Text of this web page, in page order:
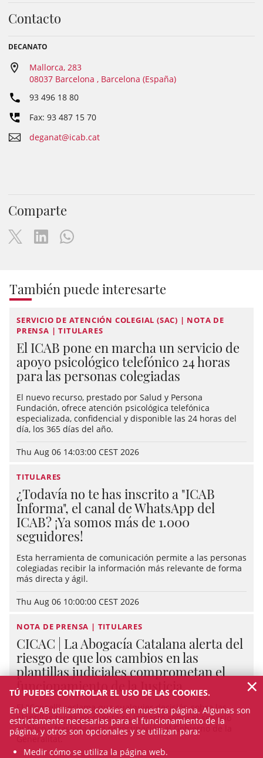
Contacto
DECANATO
Mallorca, 283
08037 Barcelona , Barcelona (España)
93 496 18 80
Fax: 93 487 15 70
deganat@icab.cat
Comparte
También puede interesarte
SERVICIO DE ATENCIÓN COLEGIAL (SAC) | NOTA DE
PRENSA | TITULARES
El ICAB pone en marcha un servicio de
apoyo psicológico telefónico 24 horas
para las personas colegiadas
El nuevo recurso, prestado por Salud y Persona
Fundación, ofrece atención psicológica telefónica
especializada, confidencial y disponible las 24 horas del
día, los 365 días del año.
Thu Aug 06 14:03:00 CEST 2026
TITULARES
¿Todavía no te has inscrito a "ICAB
Informa", el canal de WhatsApp del
ICAB? ¡Ya somos más de 1.000
seguidores!
Esta herramienta de comunicación permite a las personas
colegiadas recibir la información más relevante de forma
más directa y ágil.
Thu Aug 06 10:00:00 CEST 2026
NOTA DE PRENSA | TITULARES
CICAC | La Abogacía Catalana alerta del
riesgo de que los cambios en las
plantillas judiciales comprometan el
funcionamiento de la Justicia
El "Consell" reclama que cualquier decisión sobre las
plantillas tenga en cuenta su impacto sobre el servicio
público y traslada esta preocupación al Gobierno de la
Generalitat.
TÚ PUEDES CONTROLAR EL USO DE LAS COOKIES.
En el ICAB utilizamos cookies en nuestra página. Algunas son
estrictamente necesarias para el funcionamiento de la
página, y otros son opcionales y se utilizan para:
Medir cómo se utiliza la página web.
×